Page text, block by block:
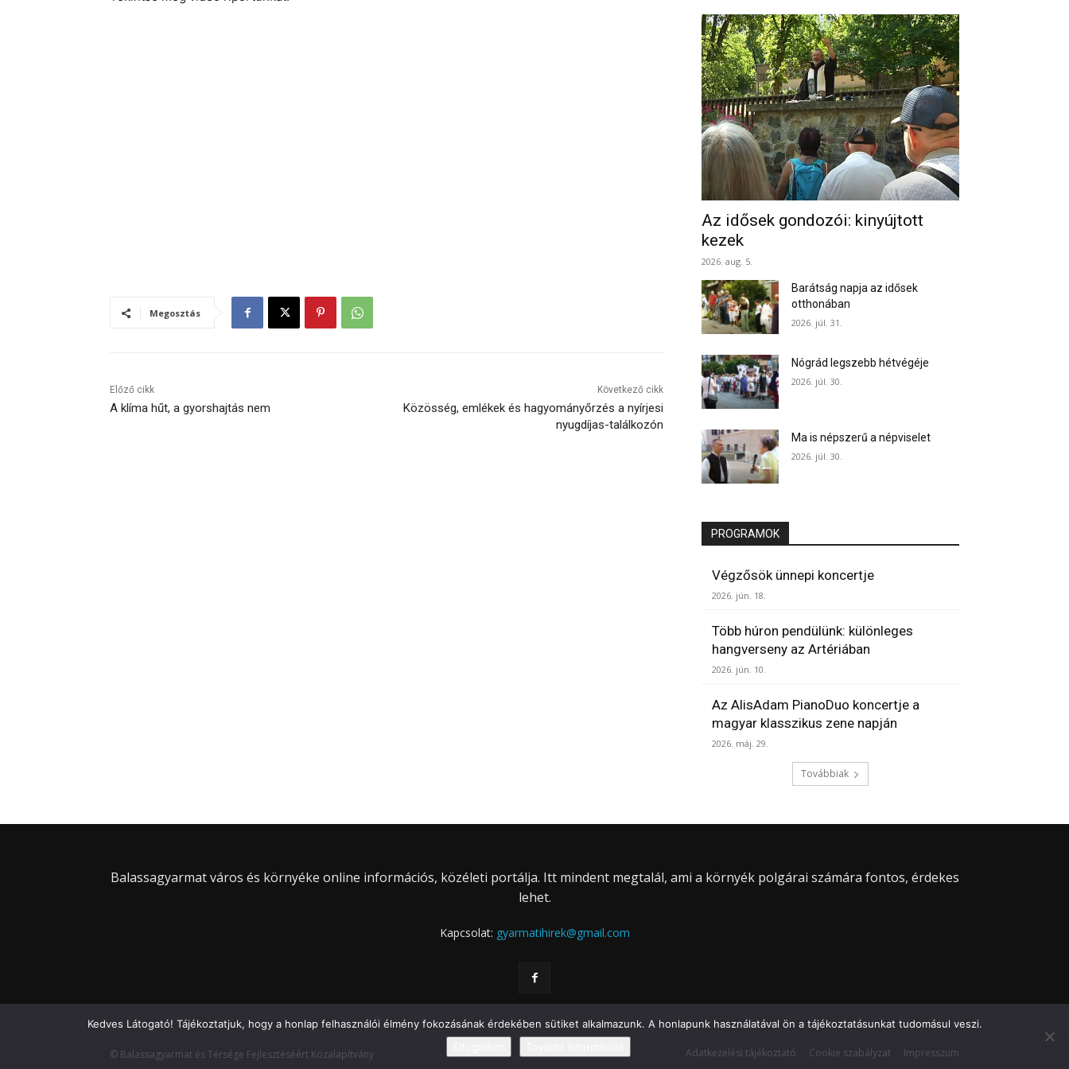
Megosztás
Előző cikk
A klíma hűt, a gyorshajtás nem
Következő cikk
Közösség, emlékek és hagyományőrzés a nyírjesi
nyugdíjas-találkozón
Az idősek gondozói: kinyújtott
kezek
2026. aug. 5.
Barátság napja az idősek
otthonában
2026. júl. 31.
Nógrád legszebb hétvégéje
2026. júl. 30.
Ma is népszerű a népviselet
2026. júl. 30.
PROGRAMOK
Végzősök ünnepi koncertje
2026. jún. 18.
Több húron pendülünk: különleges
hangverseny az Artériában
2026. jún. 10.
Az AlisAdam PianoDuo koncertje a
magyar klasszikus zene napján
2026. máj. 29.
Továbbiak
Balassagyarmat város és környéke online információs, közéleti portálja. Itt mindent megtalál, ami a környék polgárai számára fontos, érdekes
lehet.
Kapcsolat: gyarmatihirek@gmail.com
© Balassagyarmat és Térsége Fejlesztéséért Közalapítvány Adatkezelési tájékoztató Cookie szabályzat Impresszum
Kedves Látogató! Tájékoztatjuk, hogy a honlap felhasználói élmény fokozásának érdekében sütiket alkalmazunk. A honlapunk használatával ön a tájékoztatásunkat tudomásul veszi.